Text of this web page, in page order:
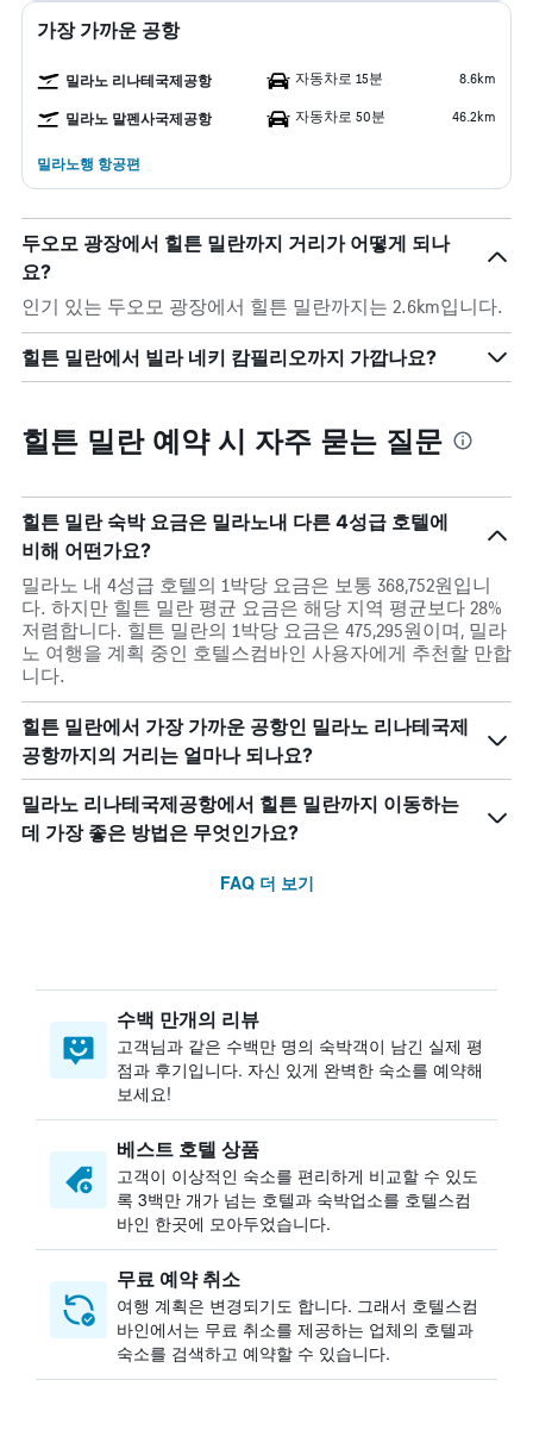
가장 가까운 공항
밀라노 리나테국제공항 자동차로 15분 8.6km
밀라노 말펜사국제공항 자동차로 50분 46.2km
밀라노행 항공편
두오모 광장에서 힐튼 밀란까지 거리가 어떻게 되나
요?
인기 있는 두오모 광장에서 힐튼 밀란까지는 2.6km입니다.
힐튼 밀란에서 빌라 네키 캄필리오까지 가깝나요?
힐튼 밀란 예약 시 자주 묻는 질문
힐튼 밀란 숙박 요금은 밀라노내 다른 4성급 호텔에
비해 어떤가요?
밀라노 내 4성급 호텔의 1박당 요금은 보통 368,752원입니
다. 하지만 힐튼 밀란 평균 요금은 해당 지역 평균보다 28%
저렴합니다. 힐튼 밀란의 1박당 요금은 475,295원이며, 밀라
노 여행을 계획 중인 호텔스컴바인 사용자에게 추천할 만합
니다.
힐튼 밀란에서 가장 가까운 공항인 밀라노 리나테국제
공항까지의 거리는 얼마나 되나요?
밀라노 리나테국제공항에서 힐튼 밀란까지 이동하는
데 가장 좋은 방법은 무엇인가요?
FAQ 더 보기
수백 만개의 리뷰
고객님과 같은 수백만 명의 숙박객이 남긴 실제 평
점과 후기입니다. 자신 있게 완벽한 숙소를 예약해
보세요!
베스트 호텔 상품
고객이 이상적인 숙소를 편리하게 비교할 수 있도
록 3백만 개가 넘는 호텔과 숙박업소를 호텔스컴
바인 한곳에 모아두었습니다.
무료 예약 취소
여행 계획은 변경되기도 합니다. ​그래서 호텔스컴
바인에서는 무료 취소를 제공하는 업체의 호텔과
숙소를 검색하고 예약할 수 있습니다.